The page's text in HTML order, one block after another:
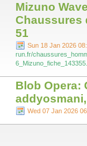
Mizuno
Chaussures
51
Sun 18 Jan 2026
run.fr/
Blob Opera:
Wed 07 Jan 2026